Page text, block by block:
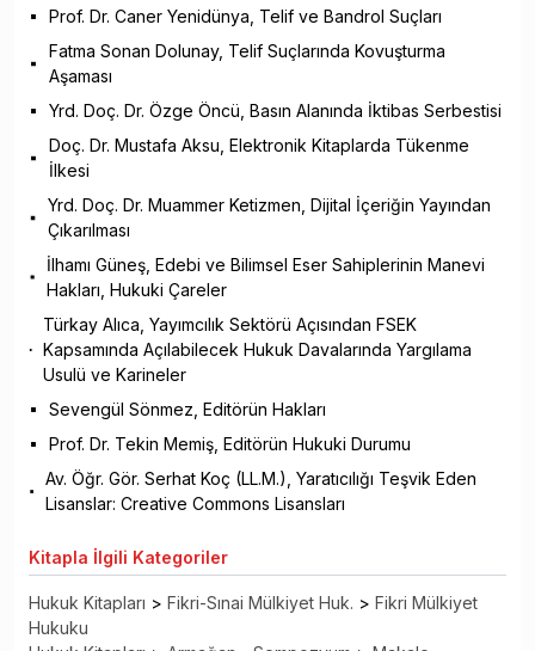
Prof. Dr. Caner Yenidünya, Telif ve Bandrol Suçları
Fatma Sonan Dolunay, Telif Suçlarında Kovuşturma
Aşaması
Yrd. Doç. Dr. Özge Öncü, Basın Alanında İktibas Serbestisi
Doç. Dr. Mustafa Aksu, Elektronik Kitaplarda Tükenme
İlkesi
Yrd. Doç. Dr. Muammer Ketizmen, Dijital İçeriğin Yayından
Çıkarılması
İlhamı Güneş, Edebi ve Bilimsel Eser Sahiplerinin Manevi
Hakları, Hukuki Çareler
Türkay Alıca, Yayımcılık Sektörü Açısından FSEK
Kapsamında Açılabilecek Hukuk Davalarında Yargılama
Usulü ve Karineler
Sevengül Sönmez, Editörün Hakları
Prof. Dr. Tekin Memiş, Editörün Hukuki Durumu
Av. Öğr. Gör. Serhat Koç (LL.M.), Yaratıcılığı Teşvik Eden
Lisanslar: Creative Commons Lisansları
Kitapla İlgili Kategoriler
Hukuk Kitapları > Fikri-Sınai Mülkiyet Huk. > Fikri Mülkiyet
Hukuku